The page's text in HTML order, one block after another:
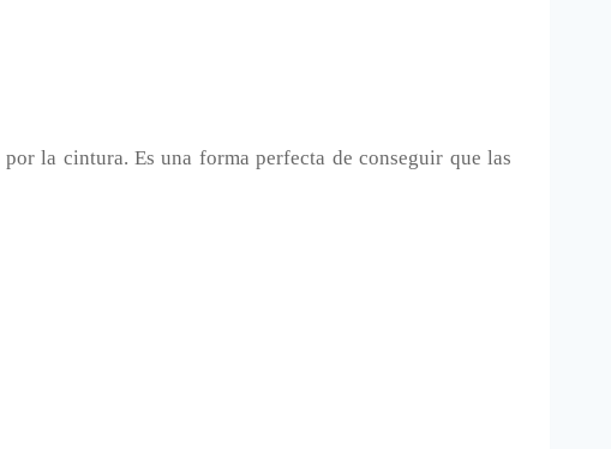
por la cintura. Es una forma perfecta de conseguir que las